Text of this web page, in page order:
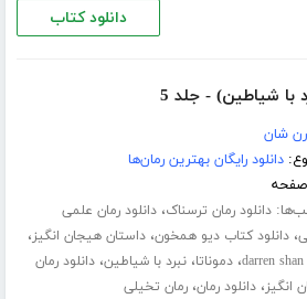
دانلود کتاب
با شیاطین) - جلد 5
شان
دانلود رایگان بهترین رمان‌ها
دانلود رمان ترسناک،دانلود رمان علمی
،دانلود کتاب دیو همخون،داستان هیجان انگیز،
darren،دموناتا،نبرد با شیاطین،دانلود رمان
انگیز،دانلود رمان،رمان تخیلی